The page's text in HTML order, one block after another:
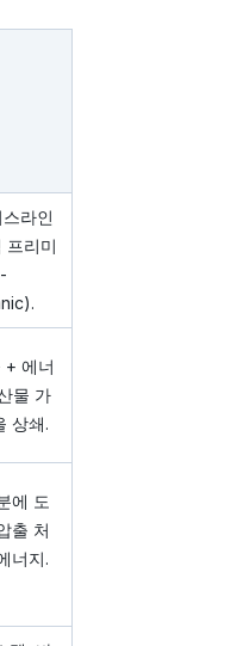
라인
프리미
+ 에너
물 가
상쇄.
에 도
출 처
너지.